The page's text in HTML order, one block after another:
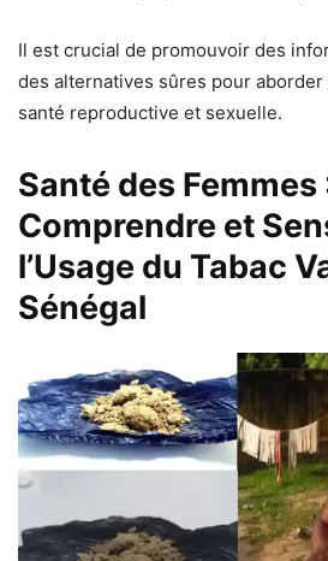
Il est crucial de promouvoir des
des alternatives sûres pour
santé reproductive et sexuelle.
Santé des Femmes
Comprendre et
l’Usage du Tabac
Sénégal